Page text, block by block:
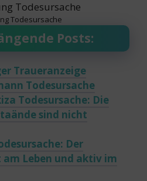
Todesursache
Posts:
Traueranzeige
Todesursache
Todesursache: Die
sind nicht
Der
Leben und aktiv im